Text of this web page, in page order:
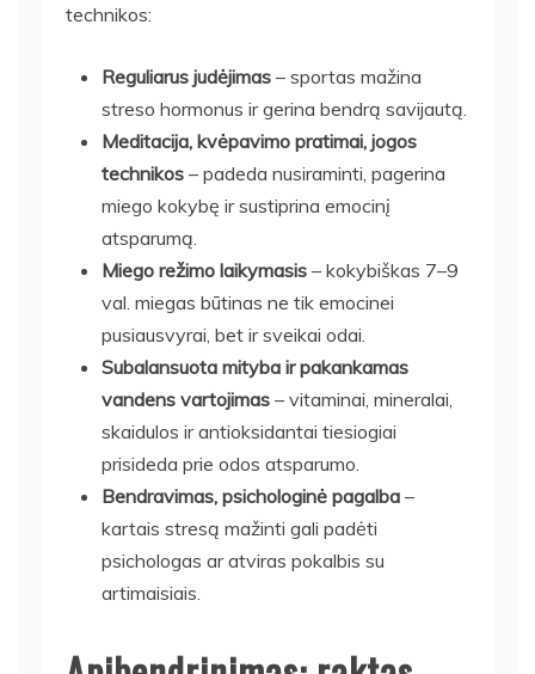
technikos:
Reguliarus judėjimas – sportas mažina
streso hormonus ir gerina bendrą savijautą.
Meditacija, kvėpavimo pratimai, jogos
technikos – padeda nusiraminti, pagerina
miego kokybę ir sustiprina emocinį
atsparumą.
Miego režimo laikymasis – kokybiškas 7–9
val. miegas būtinas ne tik emocinei
pusiausvyrai, bet ir sveikai odai.
Subalansuota mityba ir pakankamas
vandens vartojimas – vitaminai, mineralai,
skaidulos ir antioksidantai tiesiogiai
prisideda prie odos atsparumo.
Bendravimas, psichologinė pagalba –
kartais stresą mažinti gali padėti
psichologas ar atviras pokalbis su
artimaisiais.